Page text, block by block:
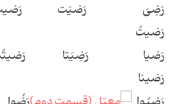
رَضِیَ رَضیَت
رَضیتُ
رَضیا رَضِیَتا
رَضینا